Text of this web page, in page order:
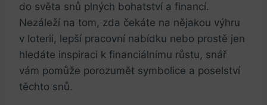
do světa snů plných bohatství ‍a financí.
Nezáleží na tom, zda⁢ čekáte na nějakou výhru
v​ loterii, lepší pracovní nabídku nebo prostě jen
hledáte inspiraci k financiálnímu růstu, snář
vám pomůže porozumět symbolice ⁤a poselství
těchto snů.